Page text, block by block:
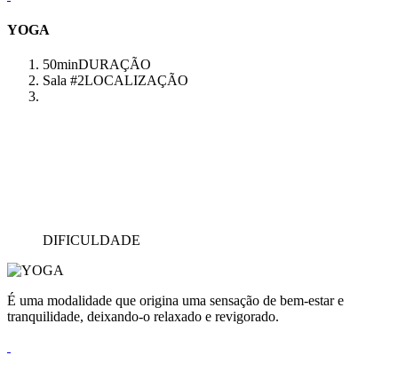
YOGA
50minDURAÇÃO
Sala #2LOCALIZAÇÃO
DIFICULDADE
É uma modalidade que origina uma sensação de bem-estar e
tranquilidade, deixando-o relaxado e revigorado.